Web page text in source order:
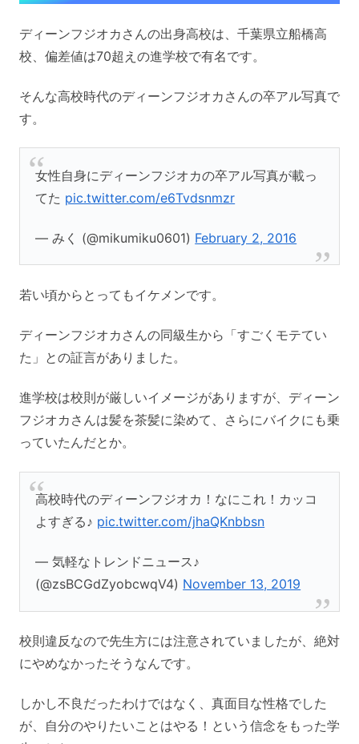
ディーンフジオカさんの出身高校は、千葉県立船橋高
校、偏差値は70超えの進学校で有名です。
そんな高校時代のディーンフジオカさんの卒アル写真で
す。
女性自身にディーンフジオカの卒アル写真が載っ
てた pic.twitter.com/e6Tvdsnmzr
— みく (@mikumiku0601) February 2, 2016
若い頃からとってもイケメンです。
ディーンフジオカさんの同級生から「すごくモテてい
た」との証言がありました。
進学校は校則が厳しいイメージがありますが、ディーン
フジオカさんは髪を茶髪に染めて、さらにバイクにも乗
っていたんだとか。
高校時代のディーンフジオカ！なにこれ！カッコ
よすぎる♪ pic.twitter.com/jhaQKnbbsn
— 気軽なトレンドニュース♪
(@zsBCGdZyobcwqV4) November 13, 2019
校則違反なので先生方には注意されていましたが、絶対
にやめなかったそうなんです。
しかし不良だったわけではなく、真面目な性格でした
が、自分のやりたいことはやる！という信念をもった学